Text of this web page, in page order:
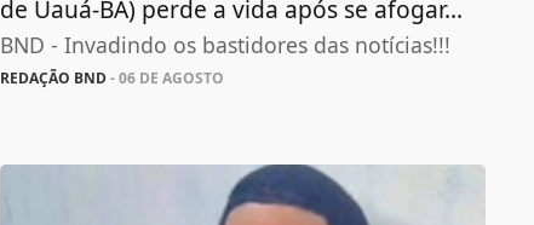
de Uauá-BA) perde a vida após se afogar...
BND - Invadindo os bastidores das notícias!!!
REDAÇÃO BND- 06 DE AGOSTO